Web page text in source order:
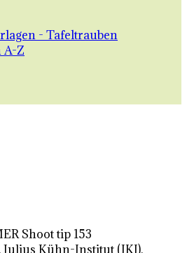
- Tafeltrauben
A-Z
Kühn-Institut (JKI),